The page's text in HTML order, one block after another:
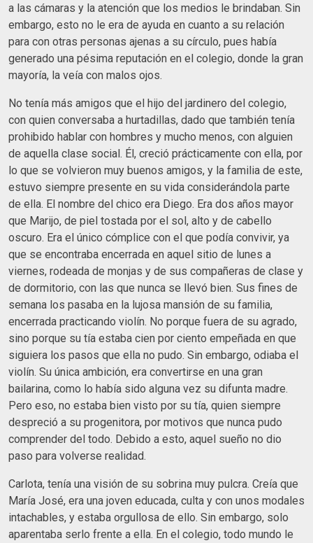
a las cámaras y la atención que los medios le brindaban. Sin
embargo, esto no le era de ayuda en cuanto a su relación
para con otras personas ajenas a su círculo, pues había
generado una pésima reputación en el colegio, donde la gran
mayoría, la veía con malos ojos.
No tenía más amigos que el hijo del jardinero del colegio,
con quien conversaba a hurtadillas, dado que también tenía
prohibido hablar con hombres y mucho menos, con alguien
de aquella clase social. Él, creció prácticamente con ella, por
lo que se volvieron muy buenos amigos, y la familia de este,
estuvo siempre presente en su vida considerándola parte
de ella. El nombre del chico era Diego. Era dos años mayor
que Marijo, de piel tostada por el sol, alto y de cabello
oscuro. Era el único cómplice con el que podía convivir, ya
que se encontraba encerrada en aquel sitio de lunes a
viernes, rodeada de monjas y de sus compañeras de clase y
de dormitorio, con las que nunca se llevó bien. Sus fines de
semana los pasaba en la lujosa mansión de su familia,
encerrada practicando violín. No porque fuera de su agrado,
sino porque su tía estaba cien por ciento empeñada en que
siguiera los pasos que ella no pudo. Sin embargo, odiaba el
violín. Su única ambición, era convertirse en una gran
bailarina, como lo había sido alguna vez su difunta madre.
Pero eso, no estaba bien visto por su tía, quien siempre
despreció a su progenitora, por motivos que nunca pudo
comprender del todo. Debido a esto, aquel sueño no dio
paso para volverse realidad.
Carlota, tenía una visión de su sobrina muy pulcra. Creía que
María José, era una joven educada, culta y con unos modales
intachables, y estaba orgullosa de ello. Sin embargo, solo
aparentaba serlo frente a ella. En el colegio, todo mundo le